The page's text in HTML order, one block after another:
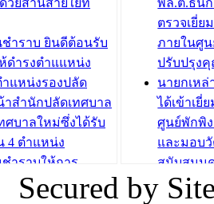
(หลักสูตรการ
ถุงพลาสติก)
เทศบาลเ
ปรึกษาห
วัยของอ
บทความ อื่นๆ ...
ชำราบ ยินดีต้อนรับ
ดำรงตำแแหน่ง
แหน่งรองปลัด
าสำนักปลัดเทศบาล
ศบาลใหม่ซึ่งได้รับ
4 ตำแหน่ง
ชำราบให้การ
ศบาลผู้ผ่านการ
ตรวจเยี่ย
ภายในศู
ปรับปรุง
นายกเห
ได้เข้าเยี่
ศูนย์พักพิ
และมอบ
สนับสนุน
ภัยน้ำท่วม
Secured by